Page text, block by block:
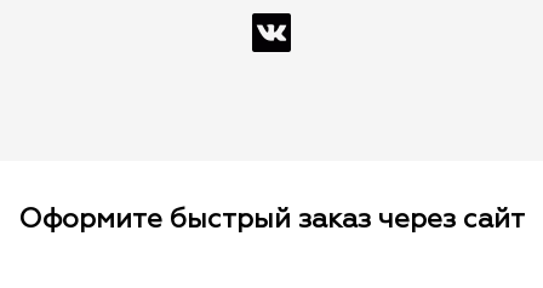
Оформите быстрый заказ через сайт